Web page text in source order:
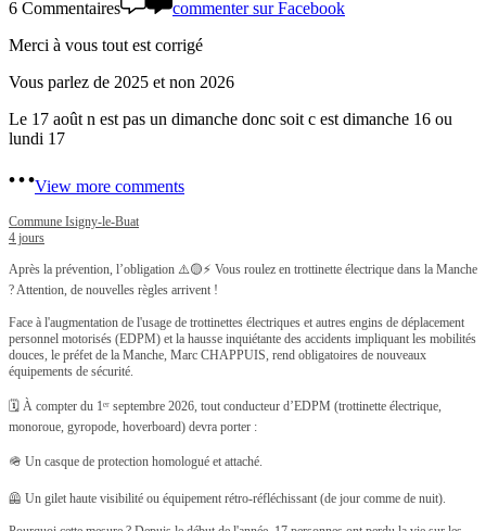
6 Commentaires
commenter sur Facebook
Merci à vous tout est corrigé
Vous parlez de 2025 et non 2026
Le 17 août n est pas un dimanche donc soit c est dimanche 16 ou
lundi 17
View more comments
Commune Isigny-le-Buat
4 jours
Après la prévention, l’obligation ⚠️🟡⚡ Vous roulez en trottinette électrique dans la Manche
? Attention, de nouvelles règles arrivent !
Face à l'augmentation de l'usage de trottinettes électriques et autres engins de déplacement
personnel motorisés (EDPM) et la hausse inquiétante des accidents impliquant les mobilités
douces, le préfet de la Manche, Marc CHAPPUIS, rend obligatoires de nouveaux
équipements de sécurité.
🗓️ À compter du 1ᵉʳ septembre 2026, tout conducteur d’EDPM (trottinette électrique,
monoroue, gyropode, hoverboard) devra porter :
🪖 Un casque de protection homologué et attaché.
🦺 Un gilet haute visibilité ou équipement rétro-réfléchissant (de jour comme de nuit).